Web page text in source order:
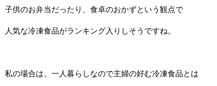
子供のお弁当だったり、食卓のおかずという観点で
人気な冷凍食品がランキング入りしそうですね。
私の場合は、一人暮らしなので主婦の好む冷凍食品とは